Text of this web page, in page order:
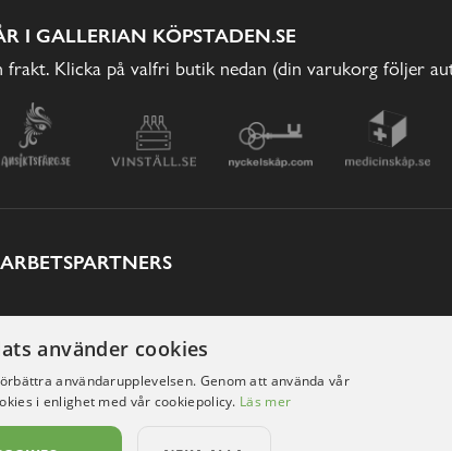
I GALLERIAN KÖPSTADEN.SE
Klicka på valfri butik nedan (din varukorg följer
använder cookies
användarupplevelsen. Genom att använda vår
i enlighet med vår cookiepolicy. Läs mer